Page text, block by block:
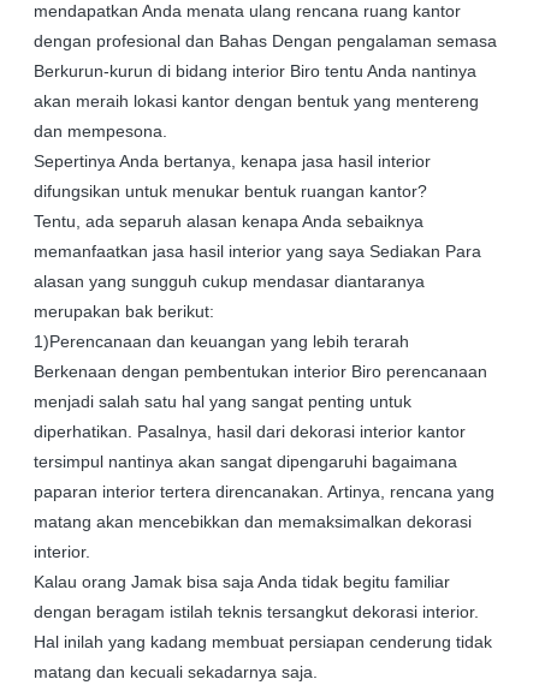
mendapatkan Anda menata ulang rencana ruang kantor
dengan profesional dan Bahas Dengan pengalaman semasa
Berkurun-kurun di bidang interior Biro tentu Anda nantinya
akan meraih lokasi kantor dengan bentuk yang mentereng
dan mempesona.
Sepertinya Anda bertanya, kenapa jasa hasil interior
difungsikan untuk menukar bentuk ruangan kantor?
Tentu, ada separuh alasan kenapa Anda sebaiknya
memanfaatkan jasa hasil interior yang saya Sediakan Para
alasan yang sungguh cukup mendasar diantaranya
merupakan bak berikut:
1)Perencanaan dan keuangan yang lebih terarah
Berkenaan dengan pembentukan interior Biro perencanaan
menjadi salah satu hal yang sangat penting untuk
diperhatikan. Pasalnya, hasil dari dekorasi interior kantor
tersimpul nantinya akan sangat dipengaruhi bagaimana
paparan interior tertera direncanakan. Artinya, rencana yang
matang akan mencebikkan dan memaksimalkan dekorasi
interior.
Kalau orang Jamak bisa saja Anda tidak begitu familiar
dengan beragam istilah teknis tersangkut dekorasi interior.
Hal inilah yang kadang membuat persiapan cenderung tidak
matang dan kecuali sekadarnya saja.